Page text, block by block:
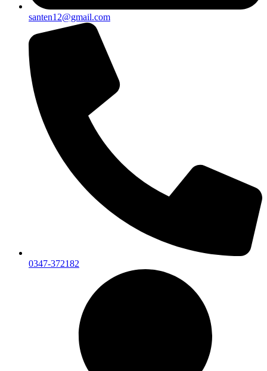
santen12@gmail.com
0347-372182